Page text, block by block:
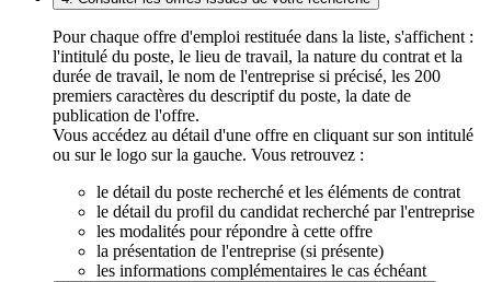
Pour chaque offre d'emploi restituée dans la liste, s'affichent :
l'intitulé du poste, le lieu de travail, la nature du contrat et la
durée de travail, le nom de l'entreprise si précisé, les 200
premiers caractères du descriptif du poste, la date de
publication de l'offre.
Vous accédez au détail d'une offre en cliquant sur son intitulé
ou sur le logo sur la gauche. Vous retrouvez :
le détail du poste recherché et les éléments de contrat
le détail du profil du candidat recherché par l'entreprise
les modalités pour répondre à cette offre
la présentation de l'entreprise (si présente)
les informations complémentaires le cas échéant